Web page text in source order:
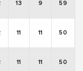
13 9 59
11 11 50
11 11 50